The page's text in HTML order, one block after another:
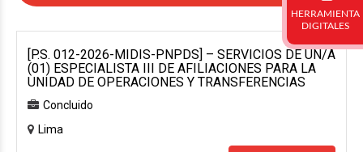
[P.S. 012-2026-MIDIS-PNPDS] – SERVICIOS DE UN/A
(01) ESPECIALISTA III DE AFILIACIONES PARA LA
UNIDAD DE OPERACIONES Y TRANSFERENCIAS
Concluido
Lima
HERRAMIENTA
DIGITALES